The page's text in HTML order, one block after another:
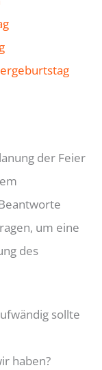
der Feier
um eine
des
sollte
haben?